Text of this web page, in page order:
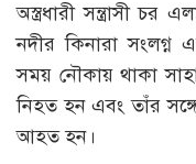
অস্ত্রধারী সন্ত্রাসী
নদীর কিনারা
সময় নৌকায় থাকা
নিহত হন এবং তাঁর
আহত হন।